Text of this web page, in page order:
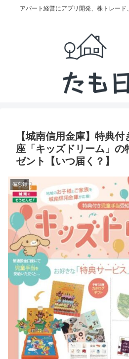
アパート経営にアプリ開発、株トレード
【城南信用金庫】特典付
座「キッズドリーム」の
ゼント【いつ届く？】
備忘録